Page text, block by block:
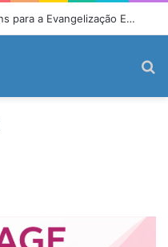
GEAE convida crianças e jovens para a Evangelização Espírita Infantojuvenil